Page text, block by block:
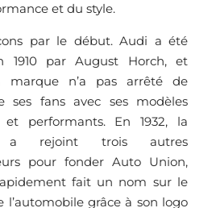
et du style.
par le début. Audi a été
1910 par August Horch, et
marque n’a pas arrêté de
ses fans avec ses modèles
et performants. En 1932, la
a rejoint trois autres
pour fonder Auto Union,
fait un nom sur le
l’automobile grâce à son logo